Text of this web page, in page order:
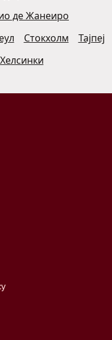
де Жанеиро
Стокхолм
Тајпеј
Хелсинки